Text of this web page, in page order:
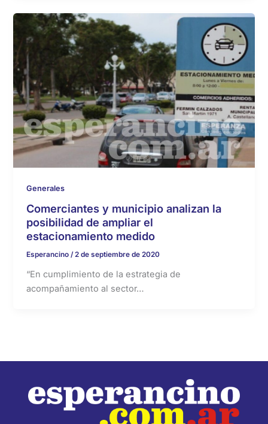
Generales
Comerciantes y municipio analizan la
posibilidad de ampliar el
estacionamiento medido
Esperancino/2 de septiembre de 2020
“En cumplimiento de la estrategia de
acompañamiento al sector…